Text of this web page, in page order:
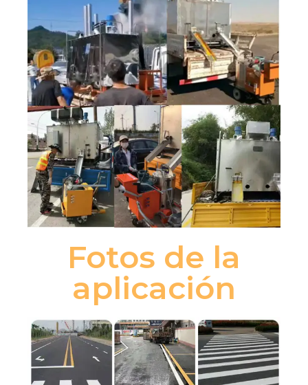
Fotos de la
aplicación